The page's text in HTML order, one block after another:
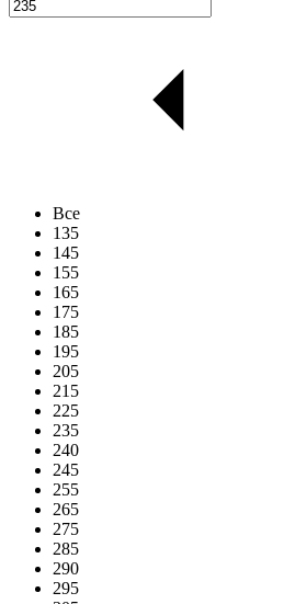
Все
135
145
155
165
175
185
195
205
215
225
235
240
245
255
265
275
285
290
295